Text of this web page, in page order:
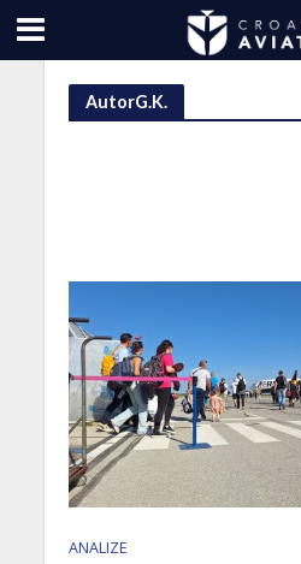
AutorG.K.
ANALIZE